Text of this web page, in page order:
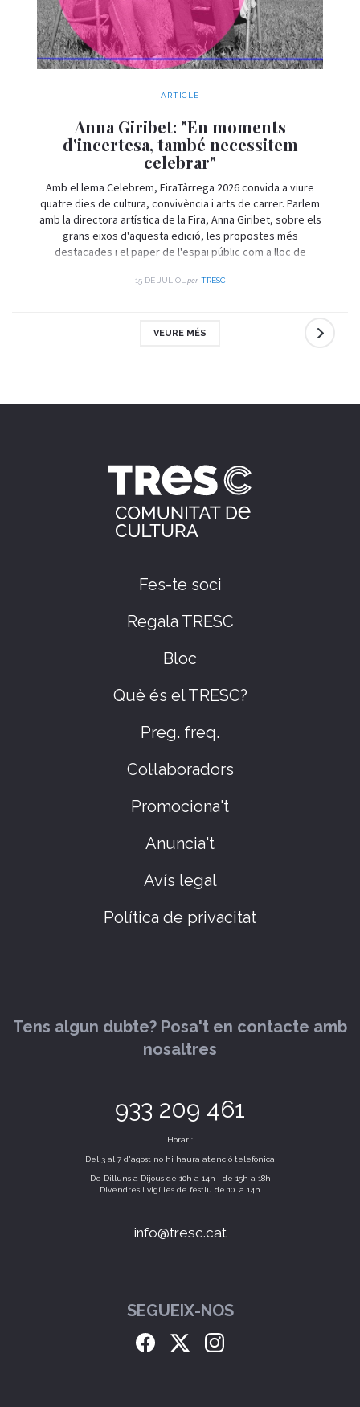
ARTICLE
Anna Giribet: "En moments
d'incertesa, també necessitem
celebrar"
Amb el lema Celebrem, FiraTàrrega 2026 convida a viure
quatre dies de cultura, convivència i arts de carrer. Parlem
amb la directora artística de la Fira, Anna Giribet, sobre els
grans eixos d'aquesta edició, les propostes més
destacades i el paper de l'espai públic com a lloc de
15 DE JULIOL per TRESC
VEURE MÉS
Fes-te soci
Regala TRESC
Bloc
Què és el TRESC?
Preg. freq.
Col·laboradors
Promociona't
Anuncia't
Avís legal
Política de privacitat
Tens algun dubte? Posa't en contacte amb
nosaltres
933 209 461
Horari:
Del 3 al 7 d'agost no hi haura atenció telefònica
De Dilluns a Dijous de 10h a 14h i de 15h a 18h
Divendres i vigílies de festiu de 10 a 14h
info@tresc.cat
SEGUEIX-NOS